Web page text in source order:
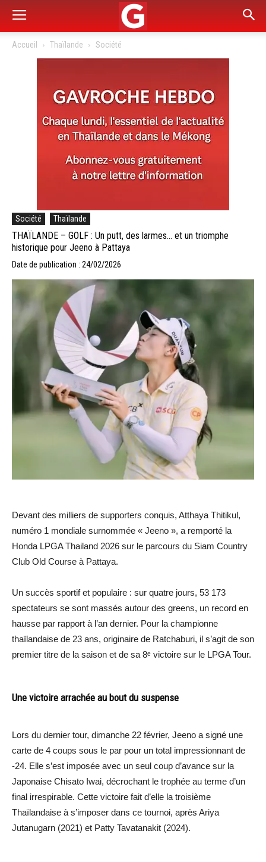
Accueil Thaïlande Société
Société Thaïlande
THAÏLANDE – GOLF : Un putt, des larmes… et un triomphe
historique pour Jeeno à Pattaya
Date de publication : 24/02/2026
Devant des milliers de supporters conquis, Atthaya Thitikul,
numéro 1 mondiale surnommée « Jeeno », a remporté la
Honda LPGA Thailand 2026 sur le parcours du Siam Country
Club Old Course à Pattaya.
Un succès sportif et populaire : sur quatre jours, 53 173
spectateurs se sont massés autour des greens, un record en
hausse par rapport à l’an dernier. Pour la championne
thaïlandaise de 23 ans, originaire de Ratchaburi, il s’agit de son
premier titre de la saison et de sa 8ᵉ victoire sur le LPGA Tour.
Une victoire arrachée au bout du suspense
Lors du dernier tour, dimanche 22 février, Jeeno a signé une
carte de 4 coups sous le par pour un total impressionnant de
-24. Elle s’est imposée avec un seul coup d’avance sur la
Japonaise Chisato Iwai, décrochant le trophée au terme d’un
final irrespirable. Cette victoire fait d’elle la troisième
Thaïlandaise à s’imposer dans ce tournoi, après Ariya
Jutanugarn (2021) et Patty Tavatanakit (2024).